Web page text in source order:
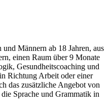
Männern ab 18 Jahren, aus
einen Raum über 9 Monate
Gesundheitscoaching und
Richtung Arbeit oder einer
das zusätzliche Angebot von
Sprache und Grammatik in